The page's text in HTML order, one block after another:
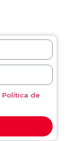
Política de